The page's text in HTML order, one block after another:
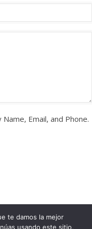
Email, and Phone.
te damos la mejor
usando este sitio,